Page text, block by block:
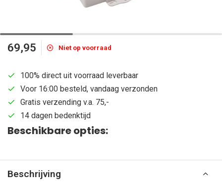
69,95 Niet op voorraad
100% direct uit voorraad leverbaar
Voor 16:00 besteld, vandaag verzonden
Gratis verzending v.a. 75,-
14 dagen bedenktijd
Beschikbare opties:
Beschrijving